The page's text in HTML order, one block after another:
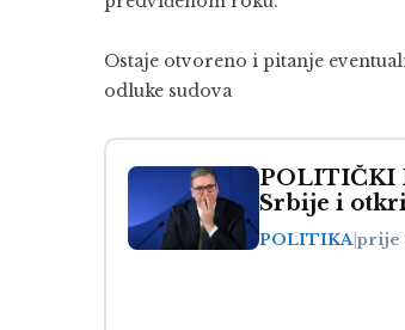
Ostaje otvoreno i pitanje
odluke sudova
POLITIČKI
Srbije i
POLITIKAprije